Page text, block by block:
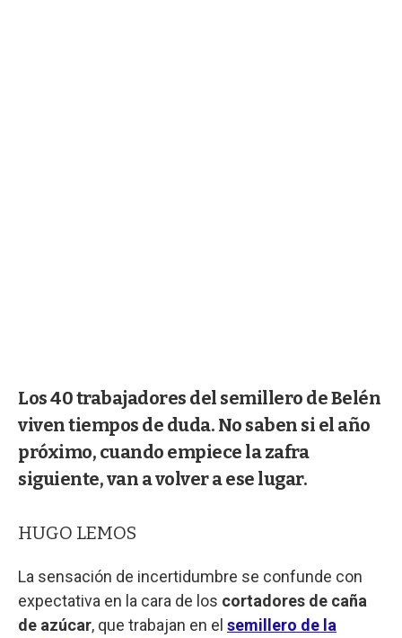
Los 40 trabajadores del semillero de Belén
viven tiempos de duda. No saben si el año
próximo, cuando empiece la zafra
siguiente, van a volver a ese lugar.
HUGO LEMOS
La sensación de incertidumbre se confunde con
expectativa en la cara de los cortadores de caña
de azúcar, que trabajan en el semillero de la